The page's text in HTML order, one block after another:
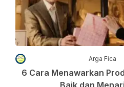
Arga Fica
6 Cara Menawarkan